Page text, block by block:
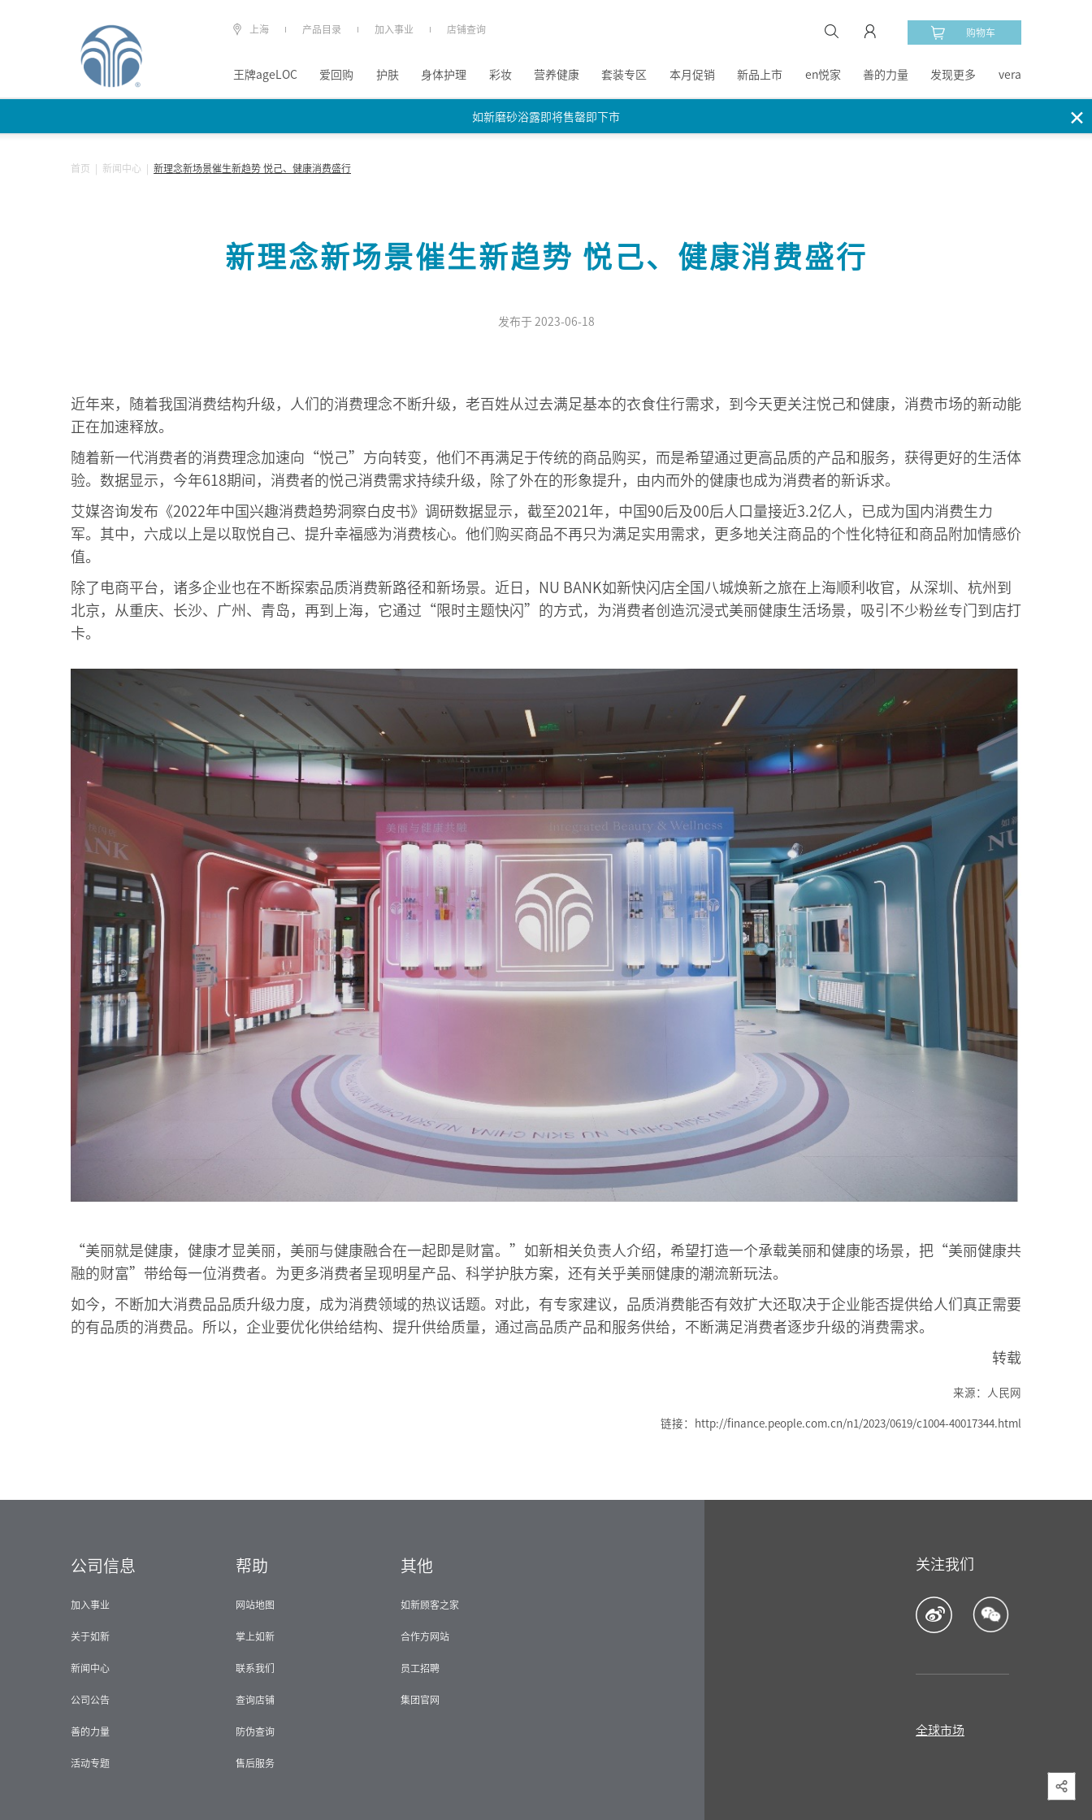
上海 产品目录 加入事业 店铺查询 购物车
王牌ageLOC 爱回购 护肤 身体护理 彩妆 营养健康 套装专区 本月促销 新品上市 en悦家 善的力量 发现更多 vera
✕
如新磨砂浴露即将售罄即下市
如新磨砂浴露即将售罄即下市
首页 新闻中心 新理念新场景催生新趋势 悦己、健康消费盛行
新理念新场景催生新趋势 悦己、健康消费盛行
发布于 2023-06-18
近年来，随着我国消费结构升级，人们的消费理念不断升级，老百姓从过去满足基本的衣食住行需求，到今天更关注悦己和健康，消费市场的新动能
正在加速释放。
随着新一代消费者的消费理念加速向“悦己”方向转变，他们不再满足于传统的商品购买，而是希望通过更高品质的产品和服务，获得更好的生活体
验。数据显示，今年618期间，消费者的悦己消费需求持续升级，除了外在的形象提升，由内而外的健康也成为消费者的新诉求。
艾媒咨询发布《2022年中国兴趣消费趋势洞察白皮书》调研数据显示，截至2021年，中国90后及00后人口量接近3.2亿人，已成为国内消费生力
军。其中，六成以上是以取悦自己、提升幸福感为消费核心。他们购买商品不再只为满足实用需求，更多地关注商品的个性化特征和商品附加情感价
值。
除了电商平台，诸多企业也在不断探索品质消费新路径和新场景。近日，NU BANK如新快闪店全国八城焕新之旅在上海顺利收官，从深圳、杭州到
北京，从重庆、长沙、广州、青岛，再到上海，它通过“限时主题快闪”的方式，为消费者创造沉浸式美丽健康生活场景，吸引不少粉丝专门到店打
卡。
“美丽就是健康，健康才显美丽，美丽与健康融合在一起即是财富。”如新相关负责人介绍，希望打造一个承载美丽和健康的场景，把“美丽健康共
融的财富”带给每一位消费者。为更多消费者呈现明星产品、科学护肤方案，还有关乎美丽健康的潮流新玩法。
如今，不断加大消费品品质升级力度，成为消费领域的热议话题。对此，有专家建议，品质消费能否有效扩大还取决于企业能否提供给人们真正需要
的有品质的消费品。所以，企业要优化供给结构、提升供给质量，通过高品质产品和服务供给，不断满足消费者逐步升级的消费需求。
转载
来源：人民网
链接：http://finance.people.com.cn/n1/2023/0619/c1004-40017344.html
公司信息
加入事业
关于如新
新闻中心
公司公告
善的力量
活动专题
帮助
网站地图
掌上如新
联系我们
查询店铺
防伪查询
售后服务
其他
如新顾客之家
合作方网站
员工招聘
集团官网
关注我们
全球市场